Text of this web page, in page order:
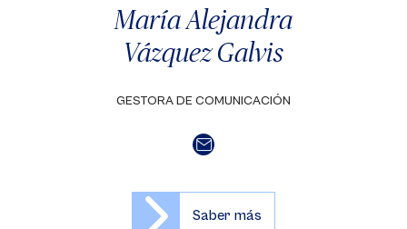
María Alejandra
Vázquez Galvis
GESTORA DE COMUNICACIÓN
Saber más